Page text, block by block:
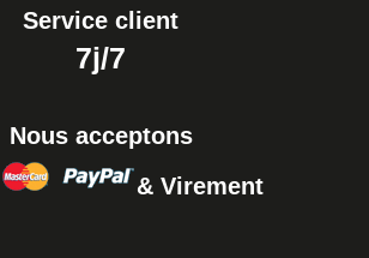
Service client
7j/7
Nous acceptons
& Virement